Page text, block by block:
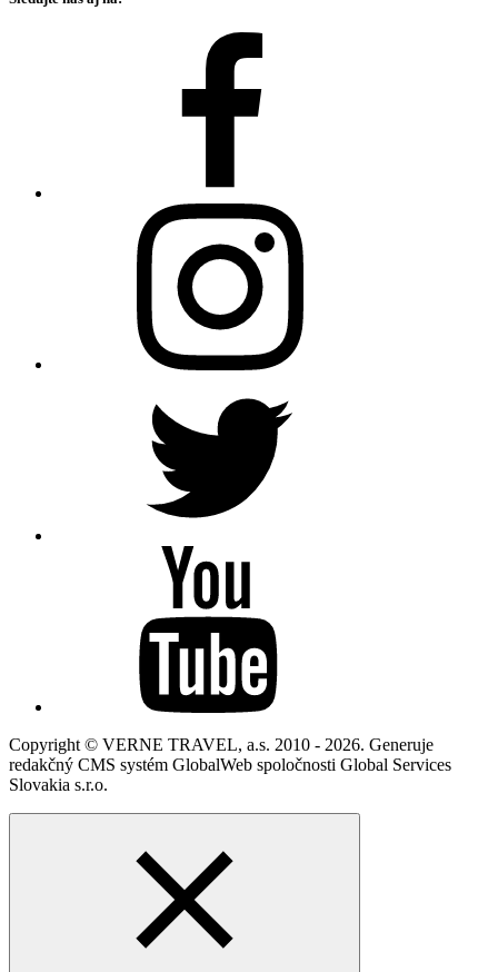
Copyright © VERNE TRAVEL, a.s. 2010 - 2026. Generuje
redakčný CMS systém GlobalWeb spoločnosti Global Services
Slovakia s.r.o.